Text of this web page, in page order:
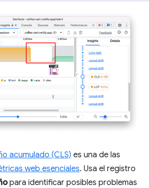
acumulado (CLS) es una de las
web esenciales. Usa el registro
para identificar posibles problemas